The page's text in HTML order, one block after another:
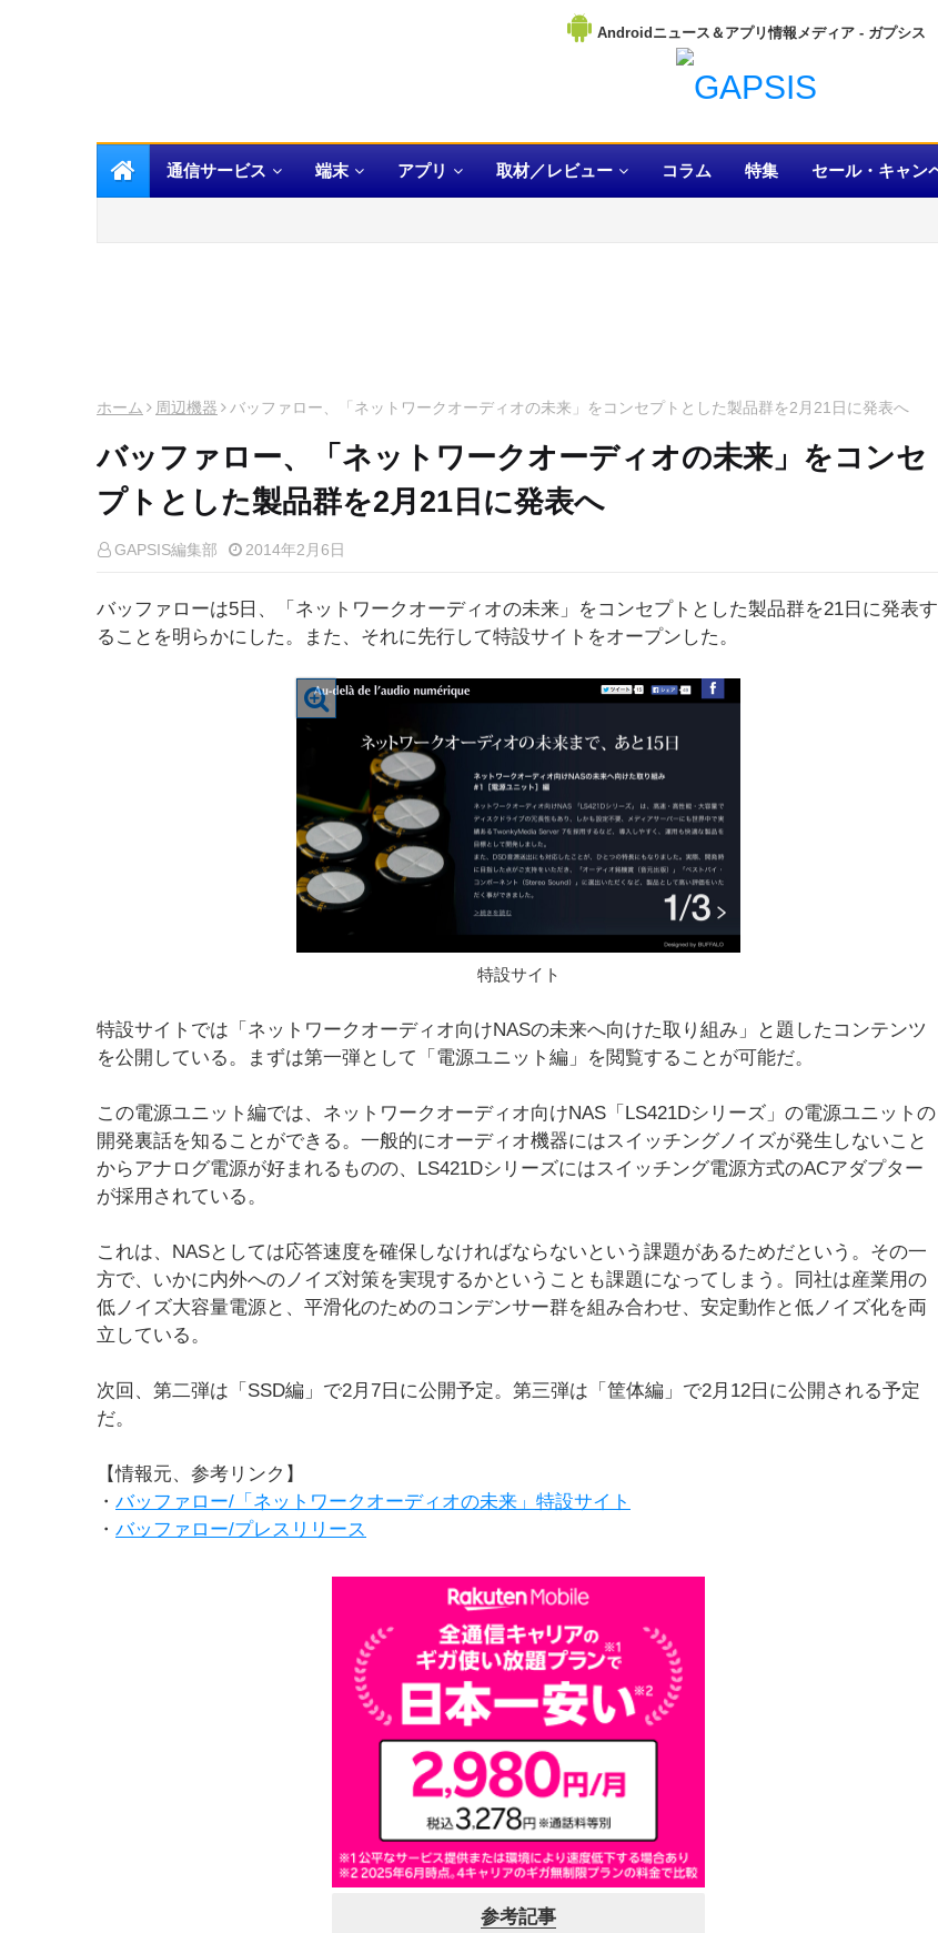
Androidニュース＆アプリ情報メディア
通信サービス 端末 アプリ 取材／レビュー コラム 特集 セール・キャン
ホーム 周辺機器 バッファロー、「ネットワークオーディオの未来」をコンセプトとした製品群を2月21日に発表へ
バッファロー、「ネットワークオーディオの未来」をコンセ
プトとした製品群を2月21日に発表へ
GAPSIS編集部 2014年2月6日
バッファローは5日、「ネットワークオーディオの未来」をコンセプトとした製品群を21日に発表す
ることを明らかにした。また、それに先行して特設サイトをオープンした。
特設サイト
特設サイトでは「ネットワークオーディオ向けNASの未来へ向けた取り組み」と題したコンテンツ
を公開している。まずは第一弾として「電源ユニット編」を閲覧することが可能だ。
この電源ユニット編では、ネットワークオーディオ向けNAS「LS421Dシリーズ」の電源ユニットの
開発裏話を知ることができる。一般的にオーディオ機器にはスイッチングノイズが発生しないこと
からアナログ電源が好まれるものの、LS421Dシリーズにはスイッチング電源方式のACアダプター
が採用されている。
これは、NASとしては応答速度を確保しなければならないという課題があるためだという。その一
方で、いかに内外へのノイズ対策を実現するかということも課題になってしまう。同社は産業用の
低ノイズ大容量電源と、平滑化のためのコンデンサー群を組み合わせ、安定動作と低ノイズ化を両
立している。
次回、第二弾は「SSD編」で2月7日に公開予定。第三弾は「筐体編」で2月12日に公開される予定
だ。
【情報元、参考リンク】
・ バッファロー/「ネットワークオーディオの未来」特設サイト
・ バッファロー/プレスリリース
参考記事